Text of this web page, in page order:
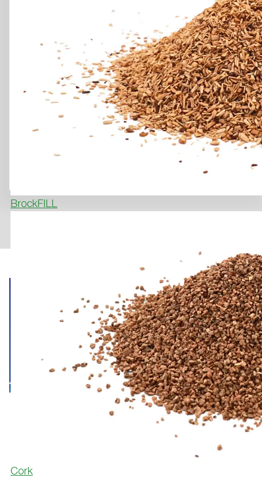
BrockFILL
Cork
EACH TURF SAVES THE
EQUIVALENT ANNUAL
EMISSIONS OF 17.4 CARS